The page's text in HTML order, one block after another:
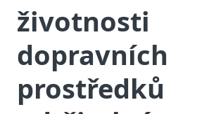
životnosti
dopravních
prostředků